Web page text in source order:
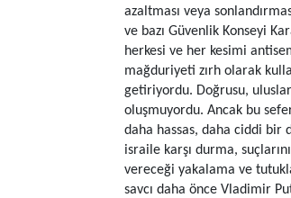
azaltması veya
ve bazı Güvenlik Konseyi
herkesi ve her kesimi
mağduriyeti zırh olarak
getiriyordu. Doğrusu,
oluşmuyordu. Ancak bu
daha hassas, daha ciddi bir
israile karşı durma,
vereceği yakalama ve
savcı daha önce Vladimir